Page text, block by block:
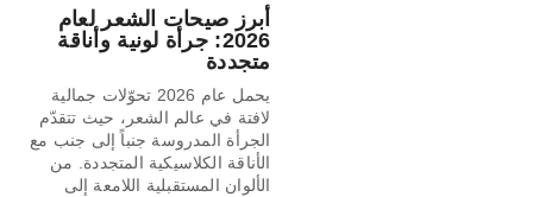
أبرز صيحات الشعر لعام
2026: جرأة لونية وأناقة
متجددة
يحمل عام 2026 تحوّلات جمالية
لافتة في عالم الشعر، حيث تتقدّم
الجرأة المدروسة جنباً إلى جنب مع
الأناقة الكلاسيكية المتجددة. من
الألوان المستقبلية اللامعة إلى